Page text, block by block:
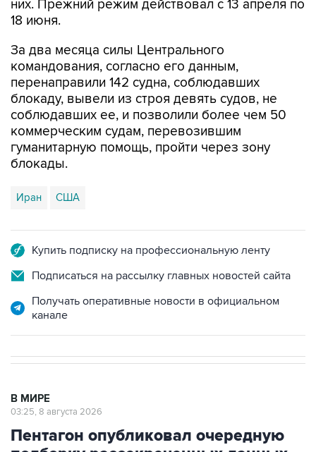
За два месяца силы Центрального
перенаправили 142 судна, соблюдавших
блокаду, вывели из строя девять судов, не
соблюдавших ее, и позволили более чем 50
коммерческим судам, перевозившим
гуманитарную помощь, пройти через зону
блокады.
Иран США
Подписаться на рассылку главных новостей сайта
Получать оперативные новости в официальном
Пентагон опубликовал очередную
подборку рассекреченных данных
об НЛО